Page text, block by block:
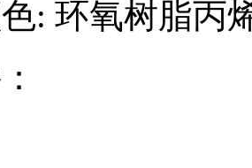
: 环氧树脂丙